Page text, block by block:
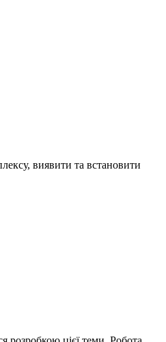
виявити та встановити